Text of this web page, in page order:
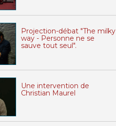
Projection-débat "The milky
way - Personne ne se
sauve tout seul".
Une intervention de
Christian Maurel